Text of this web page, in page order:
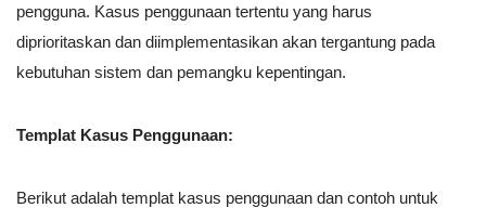
pengguna. Kasus penggunaan tertentu yang harus
diprioritaskan dan diimplementasikan akan tergantung pada
kebutuhan sistem dan pemangku kepentingan.
Templat Kasus Penggunaan:
Berikut adalah templat kasus penggunaan dan contoh untuk